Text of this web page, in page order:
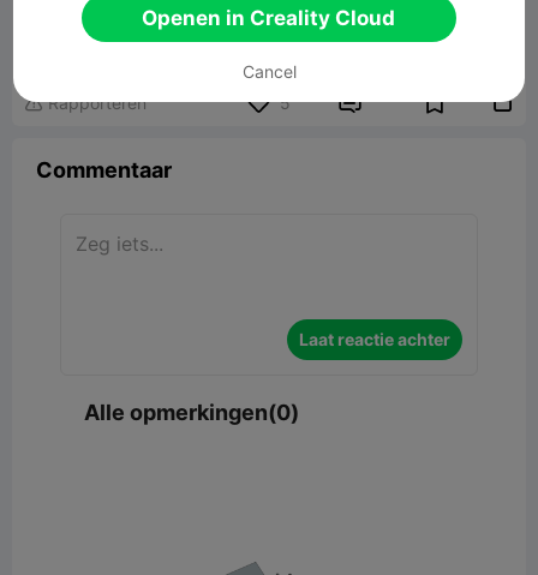
Og Tizoc 3d
91.03MB Gerelateerd 3D -model
 Rapporteren 5  
Commentaar
Laat reactie achter
Alle opmerkingen(0)
Openen in Creality Cloud
Cancel